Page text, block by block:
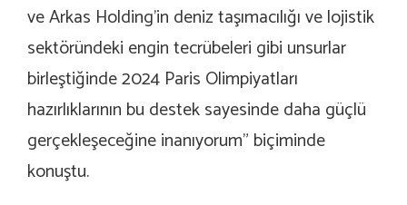
ve Arkas Holding’in deniz taşımacılığı ve lojistik
sektöründeki engin tecrübeleri gibi unsurlar
birleştiğinde 2024 Paris Olimpiyatları
hazırlıklarının bu destek sayesinde daha güçlü
gerçekleşeceğine inanıyorum” biçiminde
konuştu.